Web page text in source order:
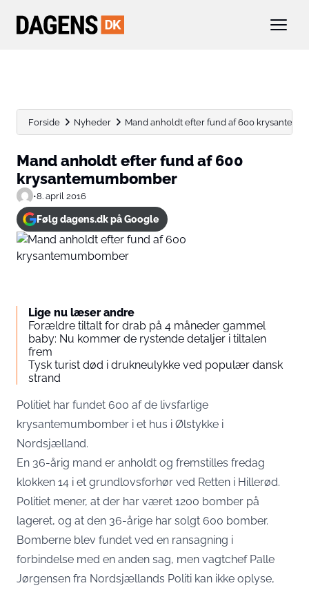
Forside Nyheder Mand anholdt efter fund af 600
Mand anholdt efter fund af 600
krysantemumbomber
•8. april 2016
Følg dagens.dk på Google
Lige nu læser andre
Forældre tiltalt for drab på 4 måneder gammel
baby: Nu kommer de rystende detaljer i tiltalen
frem
Tysk turist død i drukneulykke ved populær dansk
strand
Politiet har fundet 600 af de livsfarlige
krysantemumbomber i et hus i Ølstykke i
Nordsjælland.
En 36-årig mand er anholdt og fremstilles fredag
klokken 14 i et grundlovsforhør ved Retten i Hillerød.
Politiet mener, at der har været 1200 bomber på
lageret, og at den 36-årige har solgt 600 bomber.
Bomberne blev fundet ved en ransagning i
forbindelse med en anden sag, men vagtchef Palle
Jørgensen fra Nordsjællands Politi kan ikke oplyse,